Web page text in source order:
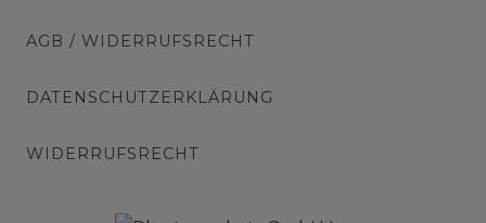
AGB / WIDERRUFSRECHT
DATENSCHUTZERKLÄRUNG
WIDERRUFSRECHT